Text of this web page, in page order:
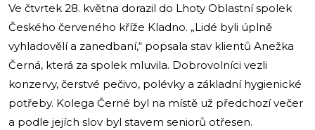
Ve čtvrtek 28. května dorazil do Lhoty Oblastní spolek
Českého červeného kříže Kladno. „Lidé byli úplně
vyhladovělí a zanedbaní,“ popsala stav klientů Anežka
Černá, která za spolek mluvila. Dobrovolníci vezli
konzervy, čerstvé pečivo, polévky a základní hygienické
potřeby. Kolega Černé byl na místě už předchozí večer
a podle jejích slov byl stavem seniorů otřesen.